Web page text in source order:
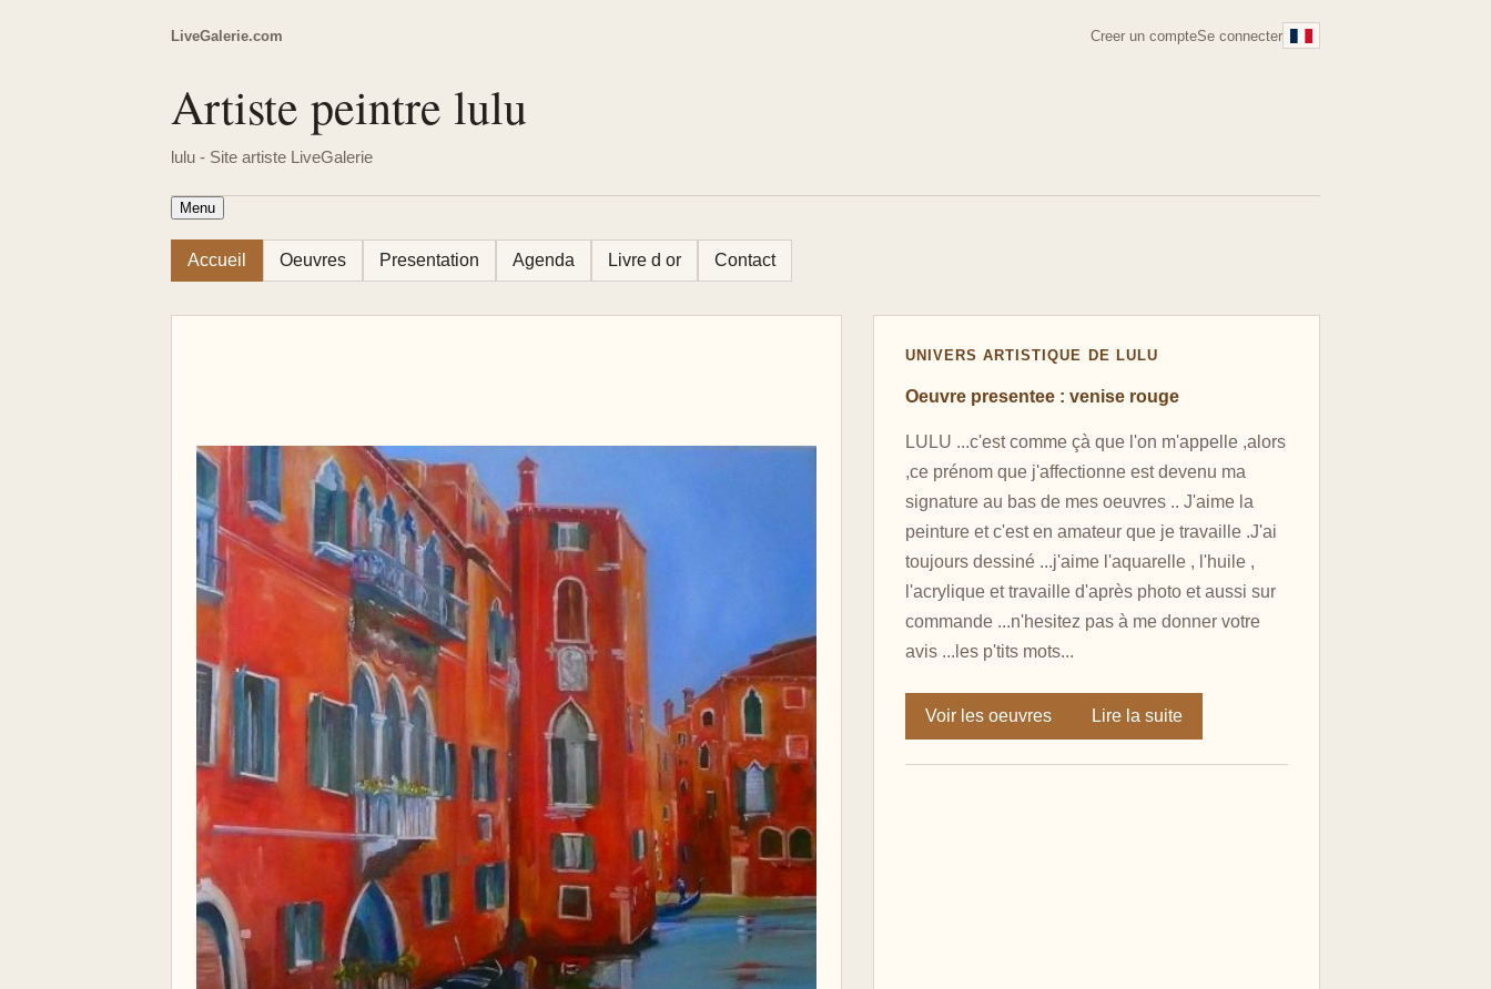
LiveGalerie.com Creer un compteSe connecter
Artiste peintre lulu
lulu - Site artiste LiveGalerie
Menu
Accueil Oeuvres Presentation Agenda Livre d or Contact
UNIVERS ARTISTIQUE DE LULU
Oeuvre presentee : venise rouge
LULU ...c'est comme çà que l'on m'appelle ,alors
,ce prénom que j'affectionne est devenu ma
signature au bas de mes oeuvres .. J'aime la
peinture et c'est en amateur que je travaille .J'ai
toujours dessiné ...j'aime l'aquarelle , l'huile ,
l'acrylique et travaille d'après photo et aussi sur
commande ...n'hesitez pas à me donner votre
avis ...les p'tits mots...
Voir les oeuvres Lire la suite